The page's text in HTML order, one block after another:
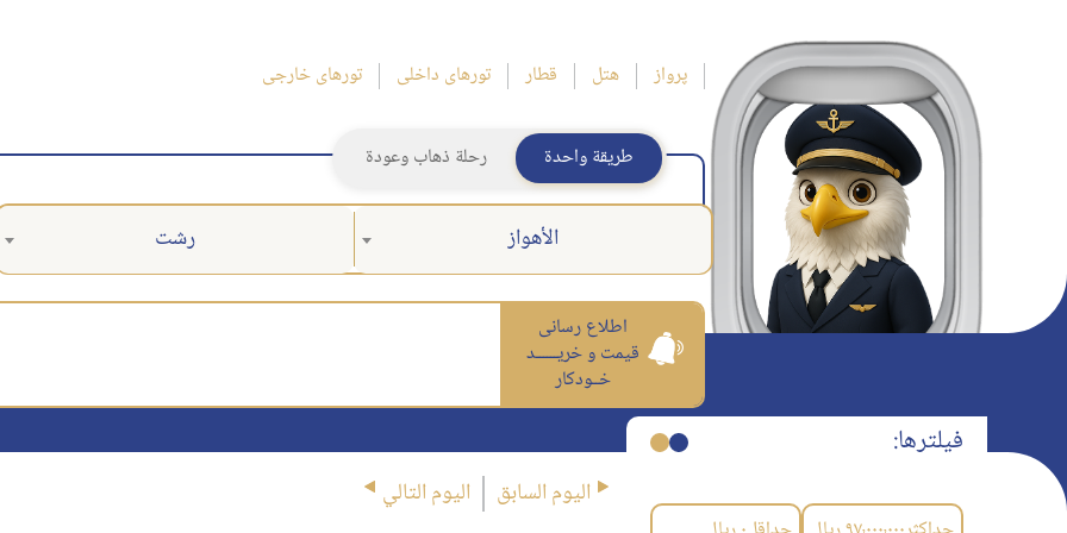
پرواز هتل قطار تورهای داخلی تورهای خارجی
طريقة واحدة رحلة ذهاب وعودة
الأهواز رشت
اطلاع رسانی
قیمت و خریــــــد
خــودکار
فیلترها:
اليوم السابق اليوم التالي